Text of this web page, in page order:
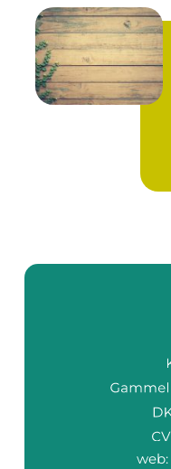
web: